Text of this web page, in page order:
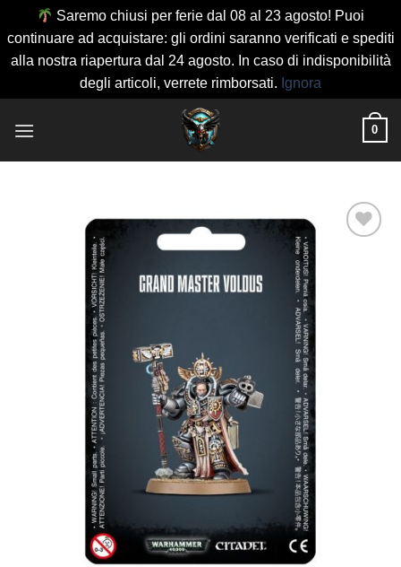
Saremo chiusi per ferie dal 08 al 23 agosto! Puoi
continuare ad acquistare: gli ordini saranno verificati e spediti
alla nostra riapertura dal 24 agosto. In caso di indisponibilità
degli articoli, verrete rimborsati. Ignora
0